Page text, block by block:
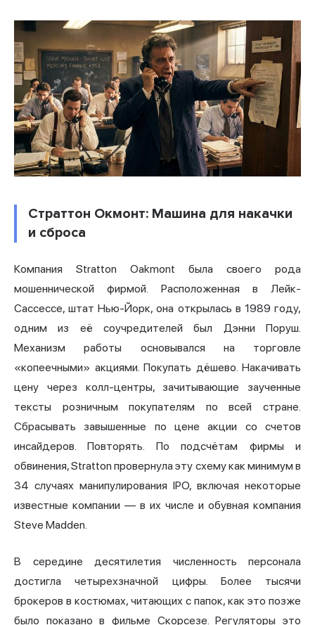
Страттон Окмонт: Машина для накачки
и сброса
Компания Stratton Oakmont была своего рода
мошеннической фирмой. Расположенная в Лейк-
Сассессе, штат Нью-Йорк, она открылась в 1989 году,
одним из её соучредителей был Дэнни Поруш.
Механизм работы основывался на торговле
«копеечными» акциями. Покупать дёшево. Накачивать
цену через колл-центры, зачитывающие заученные
тексты розничным покупателям по всей стране.
Сбрасывать завышенные по цене акции со счетов
инсайдеров. Повторять. По подсчётам фирмы и
обвинения, Stratton провернула эту схему как минимум в
34 случаях манипулирования IPO, включая некоторые
известные компании — в их числе и обувная компания
Steve Madden.
В середине десятилетия численность персонала
достигла четырехзначной цифры. Более тысячи
брокеров в костюмах, читающих с папок, как это позже
было показано в фильме Скорсезе. Регуляторы это